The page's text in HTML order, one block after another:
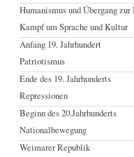
Humanismus und Übergang
Kampf um Sprache und Kultur
Anfang 19. Jahrhundert
Patriotismus
Ende des 19. Jahrhunderts
Repressionen
Beginn des 20.Jahrhunderts
Nationalbewegung
Weimarer Republik